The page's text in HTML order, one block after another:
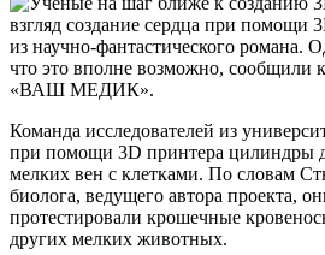
взгляд создание сердца при помощи
из научно-фантастического романа.
что это вполне возможно, сообщили
«ВАШ МЕДИК».
Команда исследователей из
при помощи 3D принтера цилиндры
мелких вен с клетками. По словам
биолога, ведущего автора проекта,
протестировали крошечные
других мелких животных.